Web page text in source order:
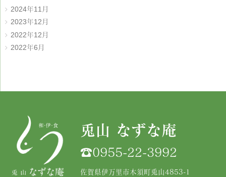
2024年11月
2023年12月
2022年12月
2022年6月
兎山 なずな庵
☎︎0955-22-3992
佐賀県伊万里市木須町兎山4853-1